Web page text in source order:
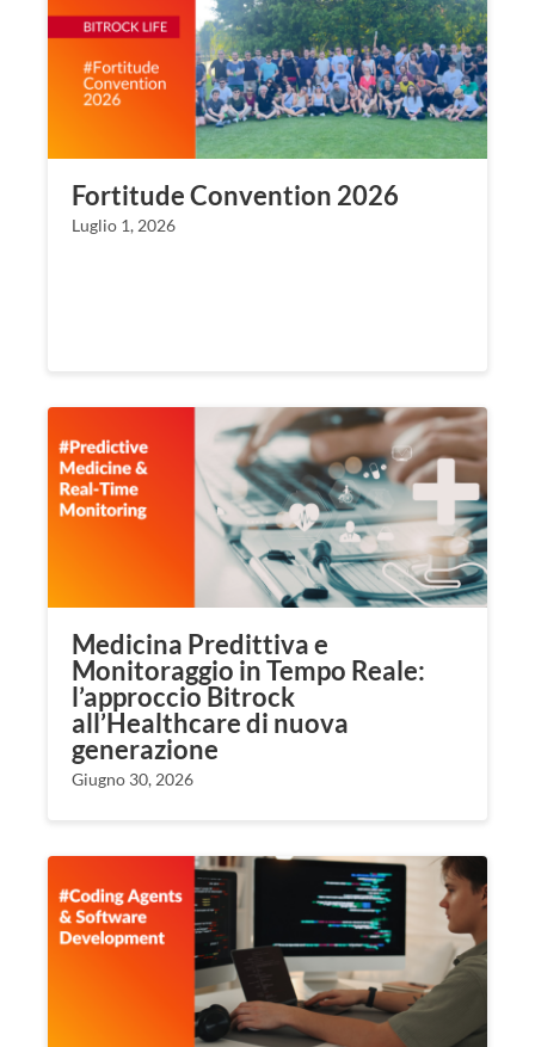
Fortitude Convention 2026
Luglio 1, 2026
Medicina Predittiva e
Monitoraggio in Tempo Reale:
l’approccio Bitrock
all’Healthcare di nuova
generazione
Giugno 30, 2026